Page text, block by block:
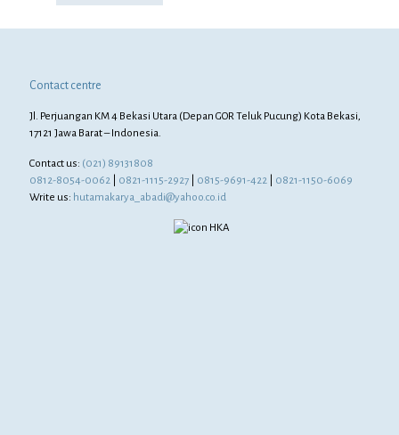
Contact centre
Jl. Perjuangan KM 4 Bekasi Utara (Depan GOR Teluk Pucung) Kota Bekasi,
17121 Jawa Barat – Indonesia.
Contact us: (021) 89131808
0812-8054-0062
0821-1115-2927 0815-9691-422
0821-1150-6069
Write us: hutamakarya_abadi@yahoo.co.id